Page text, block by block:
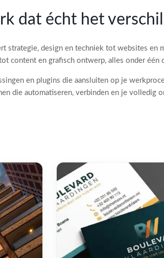
dat écht het
strategie, design en techniek tot websites en
content en grafisch ontwerp, alles onder één
en plugins die aansluiten op je
die automatiseren, verbinden en je volledig